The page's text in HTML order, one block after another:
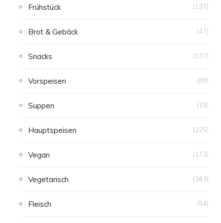
Frühstück (127)
Brot & Gebäck (47)
Snacks (137)
Vorspeisen (89)
Suppen (19)
Hauptspeisen (225)
Vegan (173)
Vegetarisch (343)
Fleisch (54)